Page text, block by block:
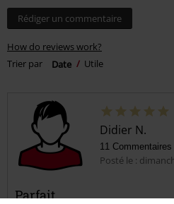
Rédiger un commentaire
How do reviews work?
Trier par
Date Utile
Didier N.
11 Commentaires
Posté le :
Parfait